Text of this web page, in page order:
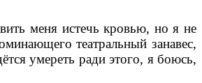
меня истечь кровью, но я не
театральный занавес,
умереть ради этого, я боюсь,